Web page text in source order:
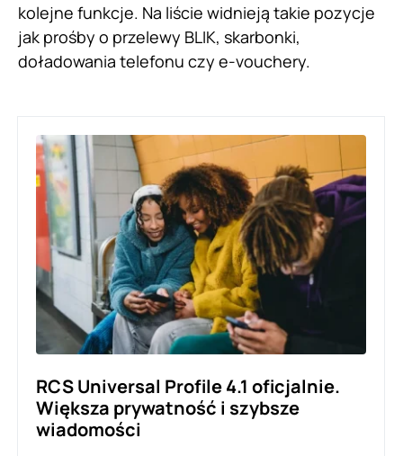
kolejne funkcje. Na liście widnieją takie pozycje
jak prośby o przelewy BLIK, skarbonki,
doładowania telefonu czy e-vouchery.
RCS Universal Profile 4.1 oficjalnie.
Większa prywatność i szybsze
wiadomości